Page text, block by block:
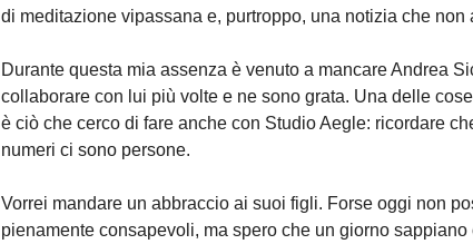
di meditazione vipassana e, purtroppo, una notizia che non
Durante questa mia assenza è venuto a mancare Andrea
collaborare con lui più volte e ne sono grata. Una delle
è ciò che cerco di fare anche con Studio Aegle: ricordare
numeri ci sono persone.
Vorrei mandare un abbraccio ai suoi figli. Forse oggi non
pienamente consapevoli, ma spero che un giorno